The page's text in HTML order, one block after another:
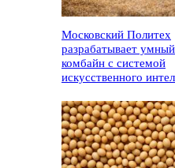
Московский Политех
разрабатывает умный
комбайн с системой
искусственного